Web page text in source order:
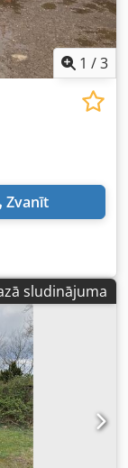
1 /3
Zvanīt
sludinājuma